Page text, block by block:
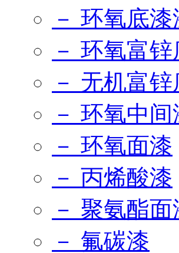
－ 环氧底漆
－ 环氧富
－ 无机富
－ 环氧中间
－ 环氧面漆
－ 丙烯酸漆
－ 聚氨酯面
－ 氟碳漆